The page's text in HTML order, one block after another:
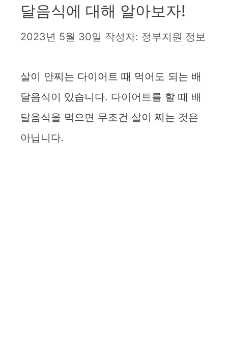
달음식에 대해 알아보자!
2023년 5월 30일 작성자: 정부지원 정보
살이 안찌는 다이어트 때 먹어도 되는 배
달음식이 있습니다. 다이어트를 할 때 배
달음식을 먹으면 무조건 살이 찌는 것은
아닙니다.